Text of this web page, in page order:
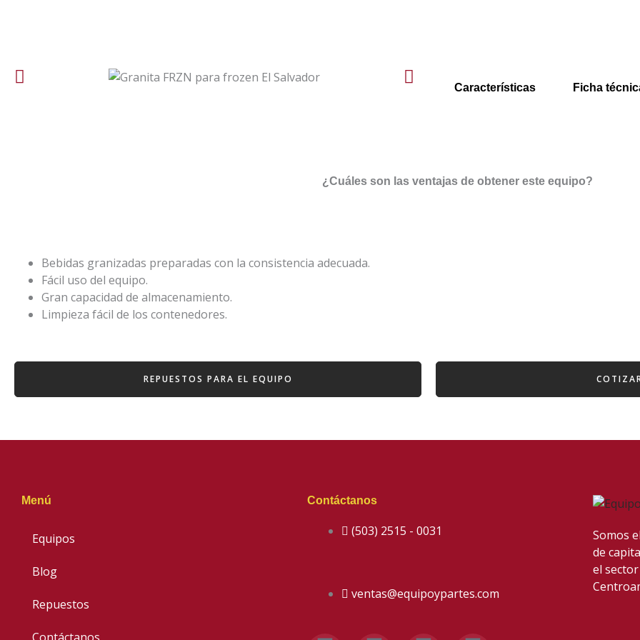
Características Ficha
¿Cuáles son las ventajas de obtener este equipo?
Bebidas granizadas preparadas con la consistencia adecuada.
Fácil uso del equipo.
Gran capacidad de almacenamiento.
Limpieza fácil de los contenedores.
REPUESTOS PARA EL EQUIPO
Menú
Equipos
Blog
Repuestos
Contáctanos
(503) 2515 - 0031
ventas@equipoypartes.com
Somos
de
el